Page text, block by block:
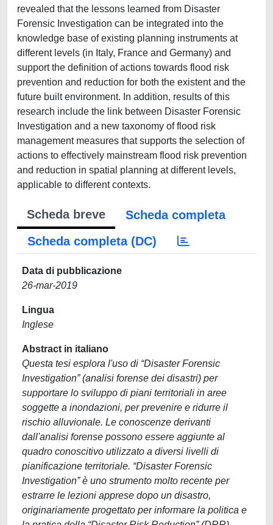
revealed that the lessons learned from Disaster
Forensic Investigation can be integrated into the
knowledge base of existing planning instruments at
different levels (in Italy, France and Germany) and
support the definition of actions towards flood risk
prevention and reduction for both the existent and the
future built environment. In addition, results of this
research include the link between Disaster Forensic
Investigation and a new taxonomy of flood risk
management measures that supports the selection of
actions to effectively mainstream flood risk prevention
and reduction in spatial planning at different levels,
applicable to different contexts.
Scheda breve
Scheda completa
Scheda completa (DC)
Data di pubblicazione
26-mar-2019
Lingua
Inglese
Abstract in italiano
Questa tesi esplora l'uso di “Disaster Forensic
Investigation” (analisi forense dei disastri) per
supportare lo sviluppo di piani territoriali in aree
soggette a inondazioni, per prevenire e ridurre il
rischio alluvionale. Le conoscenze derivanti
dall'analisi forense possono essere aggiunte al
quadro conoscitivo utilizzato a diversi livelli di
pianificazione territoriale. “Disaster Forensic
Investigation” è uno strumento molto recente per
estrarre le lezioni apprese dopo un disastro,
originariamente progettato per informare la politica e